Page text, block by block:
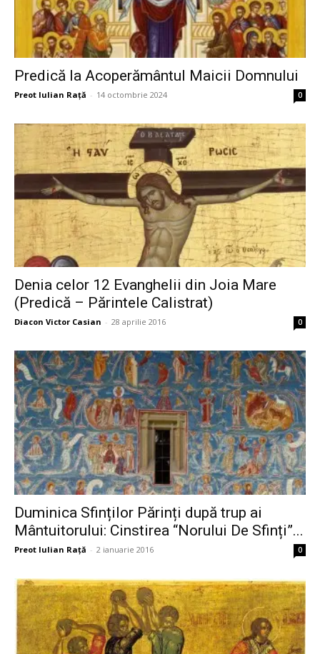
Predică la Acoperământul Maicii Domnului
Preot Iulian Raţă - 14 octombrie 2024 0
Denia celor 12 Evanghelii din Joia Mare
(Predică – Părintele Calistrat)
Diacon Victor Casian - 28 aprilie 2016 0
Duminica Sfinților Părinți după trup ai
Mântuitorului: Cinstirea “Norului De Sfinți”...
Preot Iulian Raţă - 2 ianuarie 2016 0